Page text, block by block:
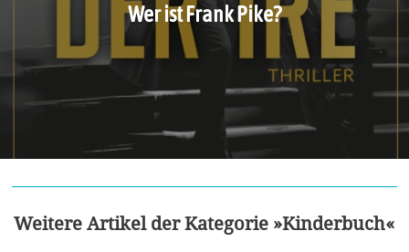
Wer ist Frank Pike?
Weitere Artikel der Kategorie »Kinderbuch«